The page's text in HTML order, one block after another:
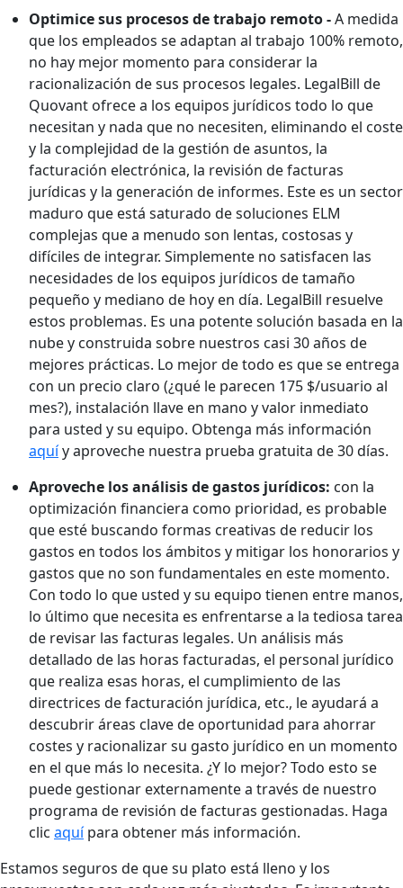
Optimice sus procesos de trabajo remoto -A medida
que los empleados se adaptan al trabajo 100% remoto,
no hay mejor momento para considerar la
racionalización de sus procesos legales. LegalBill de
Quovant ofrece a los equipos jurídicos todo lo que
necesitan y nada que no necesiten, eliminando el coste
y la complejidad de la gestión de asuntos, la
facturación electrónica, la revisión de facturas
jurídicas y la generación de informes. Este es un sector
maduro que está saturado de soluciones ELM
complejas que a menudo son lentas, costosas y
difíciles de integrar. Simplemente no satisfacen las
necesidades de los equipos jurídicos de tamaño
pequeño y mediano de hoy en día. LegalBill resuelve
estos problemas. Es una potente solución basada en la
nube y construida sobre nuestros casi 30 años de
mejores prácticas. Lo mejor de todo es que se entrega
con un precio claro (¿qué le parecen 175 $/usuario al
mes?), instalación llave en mano y valor inmediato
para usted y su equipo. Obtenga más información
aquíy aproveche nuestra prueba gratuita de 30 días.
Aproveche los análisis de gastos jurídicos: con la
optimización financiera como prioridad, es probable
que esté buscando formas creativas de reducir los
gastos en todos los ámbitos y mitigar los honorarios y
gastos que no son fundamentales en este momento.
Con todo lo que usted y su equipo tienen entre manos,
lo último que necesita es enfrentarse a la tediosa tarea
de revisar las facturas legales. Un análisis más
detallado de las horas facturadas, el personal jurídico
que realiza esas horas, el cumplimiento de las
directrices de facturación jurídica, etc., le ayudará a
descubrir áreas clave de oportunidad para ahorrar
costes y racionalizar su gasto jurídico en un momento
en el que más lo necesita. ¿Y lo mejor? Todo esto se
puede gestionar externamente a través de nuestro
programa de revisión de facturas gestionadas. Haga
clic aquípara obtener más información.
Estamos seguros de que su plato está lleno y los